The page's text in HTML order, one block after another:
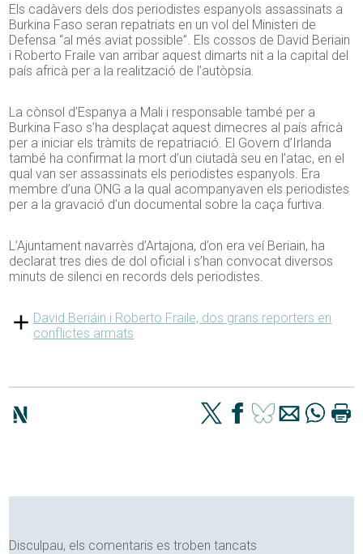
Els cadàvers dels dos periodistes espanyols assassinats a
Burkina Faso seran repatriats en un vol del Ministeri de
Defensa “al més aviat possible”. Els cossos de David Beriain
i Roberto Fraile van arribar aquest dimarts nit a la capital del
país africà per a la realització de l’autòpsia.
La cònsol d’Espanya a Mali i responsable també per a
Burkina Faso s’ha desplaçat aquest dimecres al país africà
per a iniciar els tràmits de repatriació. El Govern d’Irlanda
també ha confirmat la mort d’un ciutadà seu en l’atac, en el
qual van ser assassinats els periodistes espanyols. Era
membre d’una ONG a la qual acompanyaven els periodistes
per a la gravació d’un documental sobre la caça furtiva.
L’Ajuntament navarrès d’Artajona, d’on era veí Beriain, ha
declarat tres dies de dol oficial i s’han convocat diversos
minuts de silenci en records dels periodistes.
David Beriáin i Roberto Fraile, dos grans reporters en
conflictes armats
Disculpau, els comentaris es troben tancats